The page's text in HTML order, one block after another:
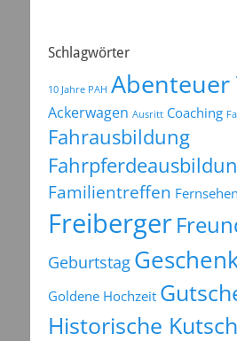
Schlagwörter
10 Jahre PAH Abenteuer
Ackerwagen Ausritt Coaching
Fahrausbildung
Familientreffen Fernsehen
Freiberger
Geburtstag
Goldene Hochzeit
Historische